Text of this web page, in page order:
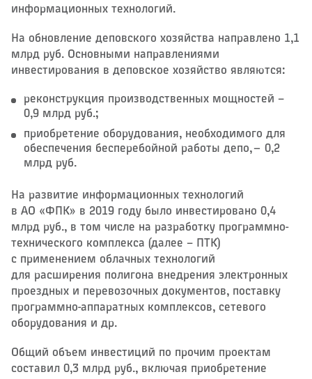
информационных технологий.
На обновление деповского хозяйства направлено 1,1
млрд руб. Основными направлениями
инвестирования в деповское хозяйство являются:
реконструкция производственных мощностей – ​
0,9 млрд руб.;
приобретение оборудования, необходимого для
обеспечения бесперебойной работы депо, — 0,2
млрд руб.
На развитие информационных технологий
в АО «ФПК» в 2019 году было инвестировано 0,4
млрд руб., в том числе на разработку программно-
технического комплекса (далее – ​ПТК)
с применением облачных технологий
для расширения полигона внедрения электронных
проездных и перевозочных документов, поставку
программно-аппаратных комплексов, сетевого
оборудования и др.
Общий объем инвестиций по прочим проектам
составил 0,3 млрд руб., включая приобретение